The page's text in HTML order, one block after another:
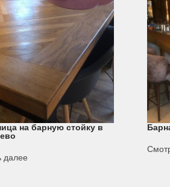
на барную стойку в
далее